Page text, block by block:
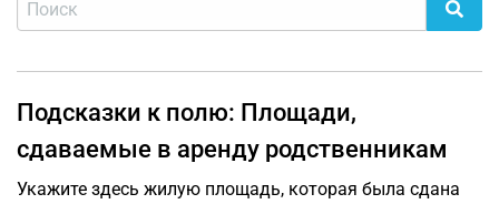
Подсказки к полю: Площади,
сдаваемые в аренду родственникам
Укажите здесь жилую площадь, которая была сдана